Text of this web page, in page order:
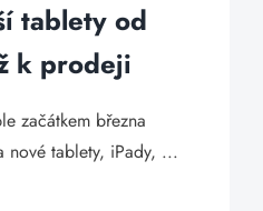
tablety od
k prodeji
začátkem března
nové tablety, iPady, ...